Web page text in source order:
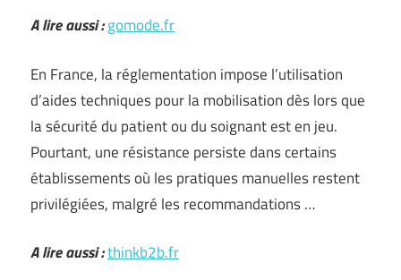
A lire aussi :gomode.fr
En France, la réglementation impose l’utilisation
d’aides techniques pour la mobilisation dès lors que
la sécurité du patient ou du soignant est en jeu.
Pourtant, une résistance persiste dans certains
établissements où les pratiques manuelles restent
privilégiées, malgré les recommandations …
A lire aussi :thinkb2b.fr